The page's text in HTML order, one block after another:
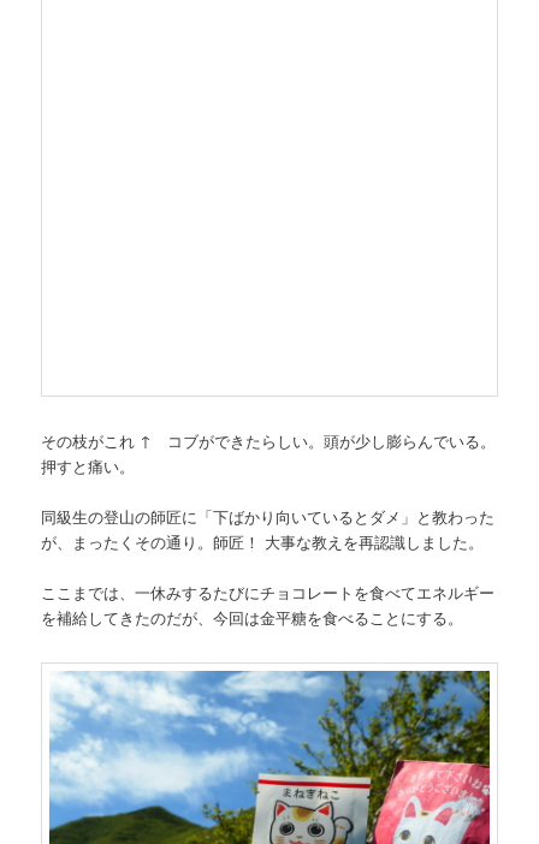
その枝がこれ ↑ コブができたらしい。頭が少し膨らんでいる。
押すと痛い。
同級生の登山の師匠に「下ばかり向いているとダメ」と教わった
が、まったくその通り。師匠！ 大事な教えを再認識しました。
ここまでは、一休みするたびにチョコレートを食べてエネルギー
を補給してきたのだが、今回は金平糖を食べることにする。